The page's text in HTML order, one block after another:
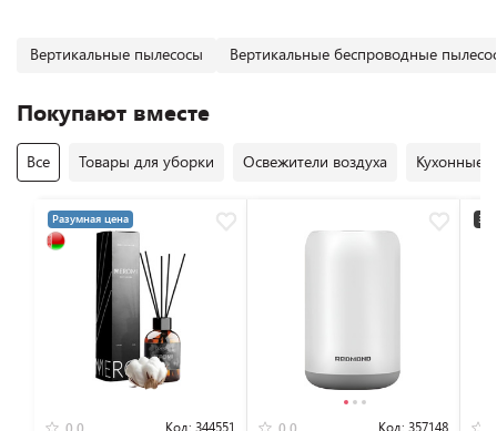
Вертикальные пылесосы Вертикальные беспроводные
Покупают вместе
Все Товары для уборки Освежители воздуха Кухонные
Разумная цена
0.0 Код: 344551
0.0 Код: 357148